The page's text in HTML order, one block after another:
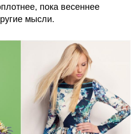
пока весеннее
мысли.